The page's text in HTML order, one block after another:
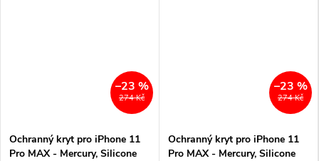
274 Kč
–23 %
Ochranný kryt pro iPhone 11
Pro MAX - Mercury, Silicone
274 Kč
–23 %
Ochranný kryt pro iPhone 11
Pro MAX - Mercury, Silicone